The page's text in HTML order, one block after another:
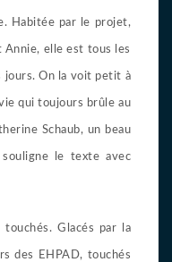
Habitée par le projet,
Annie, elle est tous les
jours. On la voit petit à
qui toujours brûle au
Schaub, un beau
le texte avec
Glacés par la
des EHPAD, touchés